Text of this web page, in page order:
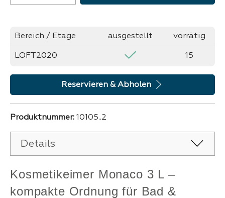
Bereich / Etage ausgestellt vorrätig
LOFT2020 15
Reservieren & Abholen
Produktnummer: 10105..2
Details
Kosmetikeimer Monaco 3 L –
kompakte Ordnung für Bad &